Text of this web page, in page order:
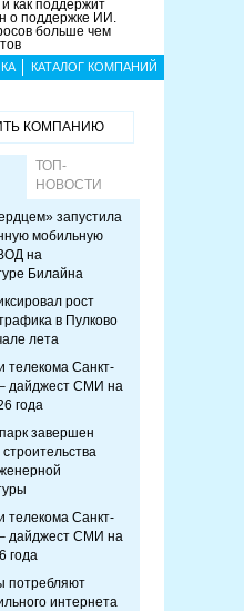
и как поддержит
о поддержке ИИ.
больше чем
КАТАЛОГ КОМПАНИЙ
КОМПАНИЮ
ТОП-
НОВОСТИ
запустила
мобильную
на
Билайна
рост
в Пулково
лета
телекома Санкт-
дайджест СМИ на
года
завершен
телекома Санкт-
дайджест СМИ на
года
потребляют
интернета